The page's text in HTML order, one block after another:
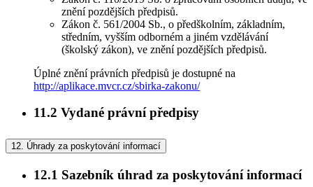
znění pozdějších předpisů.
Zákon č. 561/2004 Sb., o předškolním, základním,
středním, vyšším odborném a jiném vzdělávání
(školský zákon), ve znění pozdějších předpisů.
Úplné znění právních předpisů je dostupné na
http://aplikace.mvcr.cz/sbirka-zakonu/
11.2 Vydané právní předpisy
12. Úhrady za poskytování informací
12.1 Sazebník úhrad za poskytování informací